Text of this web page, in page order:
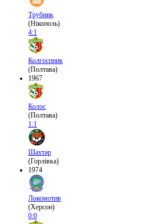
Трубник
(Нікополь)
4:1
Колгоспник
(Полтава)
1967
Колос
(Полтава)
1:1
Шахтар
(Горлівка)
1974
Локомотив
(Херсон)
0:0